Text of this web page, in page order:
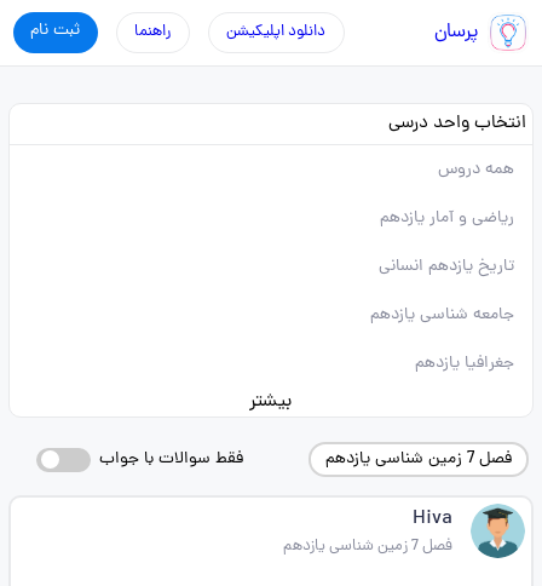
پرسان ثبت نام راهنما دانلود اپلیکیشن
انتخاب واحد درسی
همه دروس
ریاضی و آمار یازدهم
تاریخ یازدهم انسانی
جامعه شناسی یازدهم
جغرافیا یازدهم
بیشتر
فصل 7 زمین شناسی یازدهم فقط سوالات با جواب
Hiva
فصل 7 زمین شناسی یازدهم